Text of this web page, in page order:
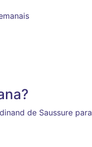
de Saussure para